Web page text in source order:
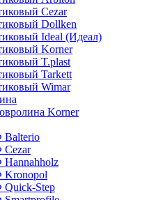
Cezar
Dollken
Ideal (Идеал)
Korner
T.plast
Tarkett
Wimar
Korner
Step